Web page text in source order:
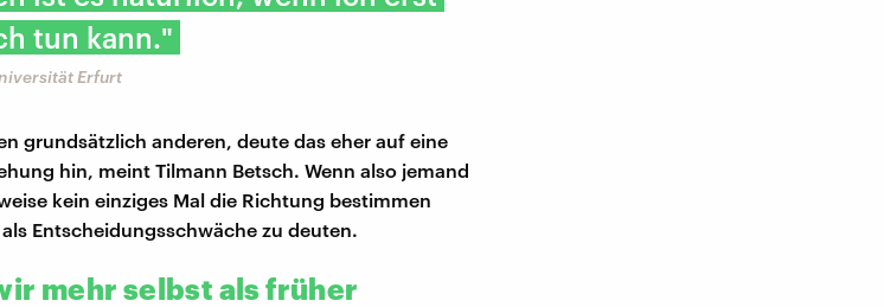
tun kann."
Erfurt
grundsätzlich anderen, deute das eher auf eine
hin, meint Tilmann Betsch. Wenn also jemand
kein einziges Mal die Richtung bestimmen
Entscheidungsschwäche zu deuten.
mehr selbst als früher